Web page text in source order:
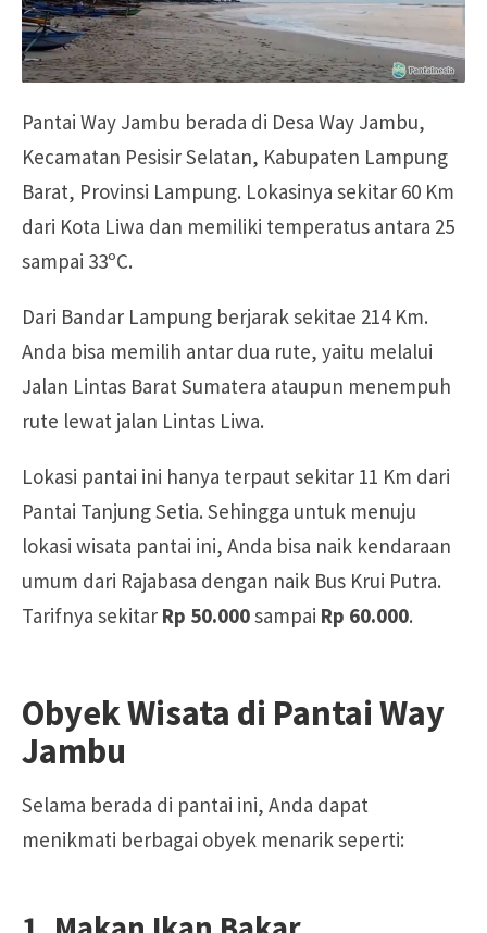
Pantai Way Jambu berada di Desa Way Jambu,
Kecamatan Pesisir Selatan, Kabupaten Lampung
Barat, Provinsi Lampung. Lokasinya sekitar 60 Km
dari Kota Liwa dan memiliki temperatus antara 25
sampai 33ºC.
Dari Bandar Lampung berjarak sekitae 214 Km.
Anda bisa memilih antar dua rute, yaitu melalui
Jalan Lintas Barat Sumatera ataupun menempuh
rute lewat jalan Lintas Liwa.
Lokasi pantai ini hanya terpaut sekitar 11 Km dari
Pantai Tanjung Setia. Sehingga untuk menuju
lokasi wisata pantai ini, Anda bisa naik kendaraan
umum dari Rajabasa dengan naik Bus Krui Putra.
Tarifnya sekitar Rp 50.000sampai Rp 60.000.
Obyek Wisata di Pantai Way
Jambu
Selama berada di pantai ini, Anda dapat
menikmati berbagai obyek menarik seperti: